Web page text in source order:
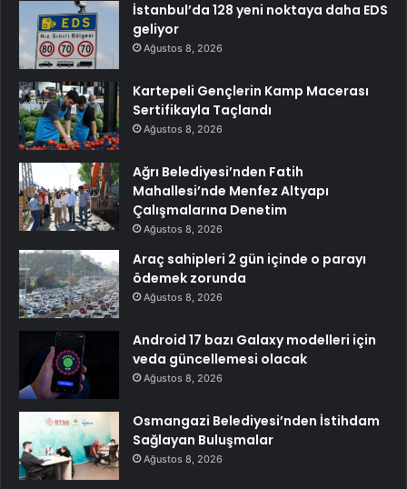
İstanbul’da 128 yeni noktaya daha EDS
geliyor
Ağustos 8, 2026
Kartepeli Gençlerin Kamp Macerası
Sertifikayla Taçlandı
Ağustos 8, 2026
Ağrı Belediyesi’nden Fatih
Mahallesi’nde Menfez Altyapı
Çalışmalarına Denetim
Ağustos 8, 2026
Araç sahipleri 2 gün içinde o parayı
ödemek zorunda
Ağustos 8, 2026
Android 17 bazı Galaxy modelleri için
veda güncellemesi olacak
Ağustos 8, 2026
Osmangazi Belediyesi’nden İstihdam
Sağlayan Buluşmalar
Ağustos 8, 2026